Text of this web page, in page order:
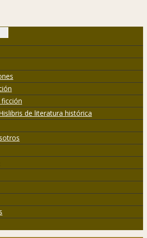
de literatura histórica